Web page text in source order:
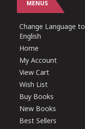
MENUS
Change Language to
English
Home
My Account
View Cart
Wish List
Buy Books
New Books
Best Sellers